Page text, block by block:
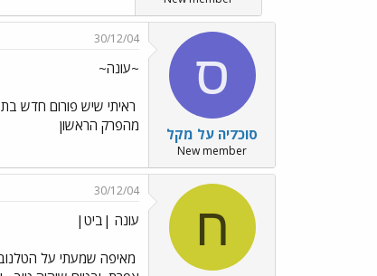
ס
סוכ7יה על מקל
New member
30/12/04
~עונה~
ראיתי שיש פורום חדש
מהפרק הראשון
ח
30/12/04
עונה |ביט|
מאיפה שמעתי על